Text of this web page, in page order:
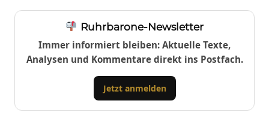
Ruhrbarone-Newsletter
Immer informiert bleiben: Aktuelle Texte,
Analysen und Kommentare direkt ins Postfach.
Jetzt anmelden